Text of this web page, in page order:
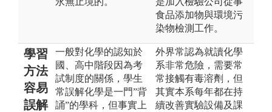
食品添加物與環境污
染物檢測工作。
學習
方法
容易
誤解
一般對化學的認知於
國、高中階段因為考
試制度的關係，學生
常誤解化學是一門”背
誦”的學科，但事實上
外界常認為就讀化學
系非常危險，需要常
常接觸有毒溶劑，但
其實本系每年都在持
續改善實驗設備及課